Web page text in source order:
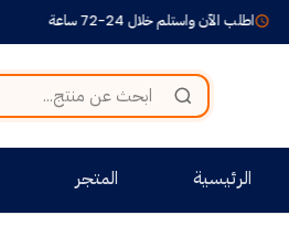
اطلب الآن واستلم خلال 24-72 ساعة
الرئيسية المتجر